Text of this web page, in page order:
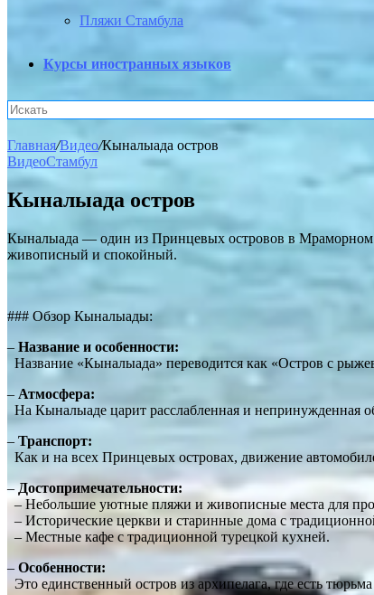
Пляжи Стамбула
Курсы иностранных языков
Главная/Видео/Кыналыада остров
ВидеоСтамбул
Кыналыада остров
Кыналыада — один из Принцевых островов в Мраморном
живописный и спокойный.
### Обзор Кыналыады:
–Название и особенности:
Название «Кыналыада» переводится как «Остров с
– Атмосфера:
На Кыналыаде царит расслабленная и непринужденная
–Транспорт:
Как и на всех Принцевых островах, движение
–Достопримечательности:
– Небольшие уютные пляжи и живописные места для
– Исторические церкви и старинные дома с
– Местные кафе с традиционной турецкой кухней.
– Особенности:
Это единственный остров из архипелага, где есть